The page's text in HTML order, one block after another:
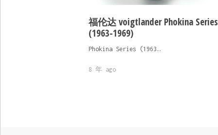
福伦达 voigtlander Phokina Series
(1963-1969)
Phokina Series (1963…
8 年 ago